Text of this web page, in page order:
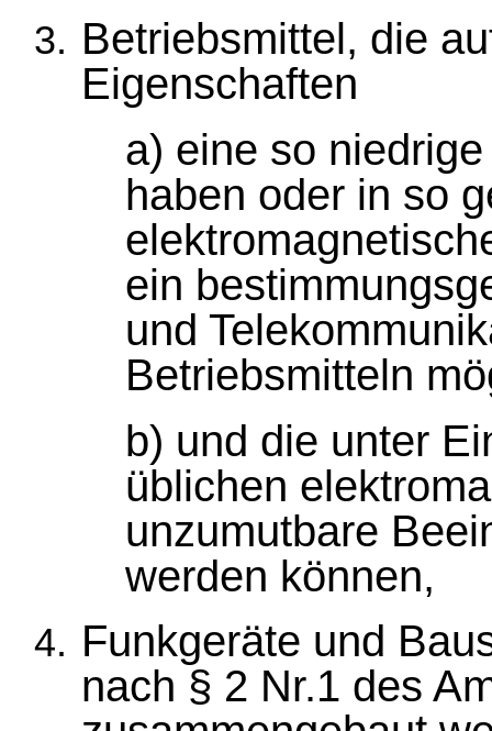
Betriebsmittel, die
Eigenschaften
a) eine so
haben oder in so
ein
und
Betriebsmitteln
b) und die unter
üblichen
unzumutbare
werden können,
Funkgeräte und
nach § 2 Nr.1 des